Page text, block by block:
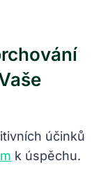
účinků
k úspěchu.